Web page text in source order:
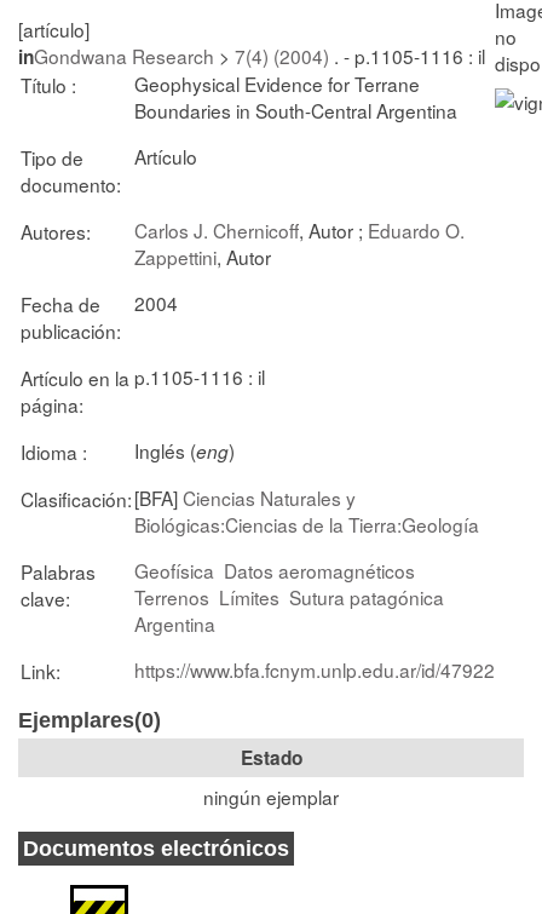
[artículo]
inGondwana Research > 7(4) (2004) . - p.1105-1116 : il
Título :
Geophysical Evidence for Terrane
Boundaries in South-Central Argentina
Tipo de
documento:
Artículo
Autores: Carlos J. Chernicoff, Autor ; Eduardo O.
Zappettini, Autor
Fecha de
publicación:
2004
Artículo en la
página:
p.1105-1116 : il
Idioma : Inglés (eng)
Clasificación:[BFA]Ciencias Naturales y
Biológicas:Ciencias de la Tierra:Geología
Palabras
clave:
Geofísica Datos aeromagnéticos
Terrenos Límites Sutura patagónica
Argentina
Link:
https://www.bfa.fcnym.unlp.edu.ar/id/47922
Ejemplares(0)
Estado
ningún ejemplar
Documentos electrónicos